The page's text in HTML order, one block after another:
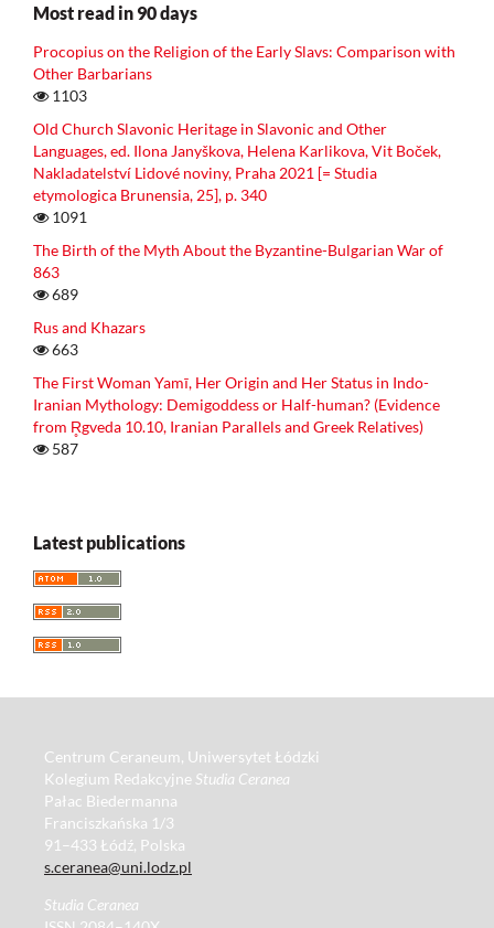
Most read in 90 days
Procopius on the Religion of the Early Slavs: Comparison with
Other Barbarians
1103
Old Church Slavonic Heritage in Slavonic and Other
Languages, ed. Ilona Janyškova, Helena Karlikova, Vit Boček,
Nakladatelství Lidové noviny, Praha 2021 [= Studia
etymologica Brunensia, 25], p. 340
1091
The Birth of the Myth About the Byzantine-Bulgarian War of
863
689
Rus and Khazars
663
The First Woman Yamī, Her Origin and Her Status in Indo-
Iranian Mythology: Demigoddess or Half-human? (Evidence
from R̥gveda 10.10, Iranian Parallels and Greek Relatives)
587
Latest publications
Centrum Ceraneum, Uniwersytet Łódzki
Kolegium Redakcyjne Studia Ceranea
Pałac Biedermanna
Franciszkańska 1/3
91–433 Łódź, Polska
s.ceranea@uni.lodz.pl
Studia Ceranea